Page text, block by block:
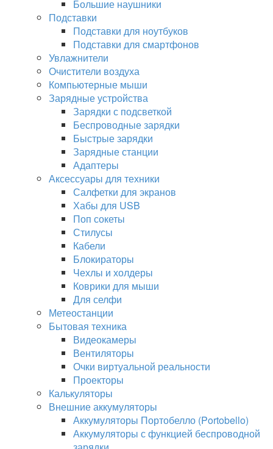
Большие наушники
Подставки
Подставки для ноутбуков
Подставки для смартфонов
Увлажнители
Очистители воздуха
Компьютерные мыши
Зарядные устройства
Зарядки с подсветкой
Беспроводные зарядки
Быстрые зарядки
Зарядные станции
Адаптеры
Аксессуары для техники
Салфетки для экранов
Хабы для USB
Поп сокеты
Стилусы
Кабели
Блокираторы
Чехлы и холдеры
Коврики для мыши
Для селфи
Метеостанции
Бытовая техника
Видеокамеры
Вентиляторы
Очки виртуальной реальности
Проекторы
Калькуляторы
Внешние аккумуляторы
Аккумуляторы Портобелло (Portobello)
Аккумуляторы с функцией беспроводной